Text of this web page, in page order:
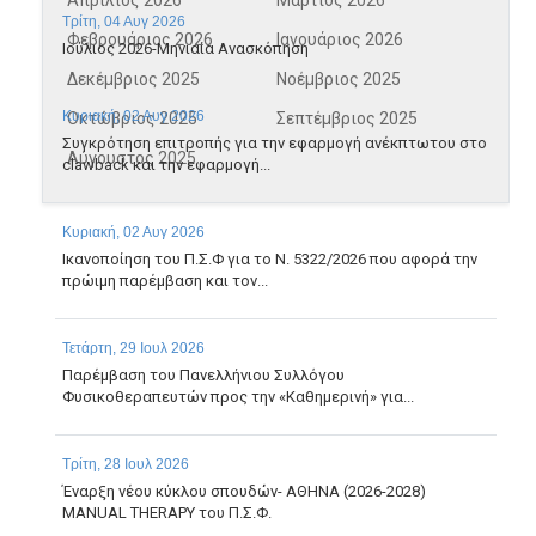
Τρίτη, 04 Αυγ 2026
Ιούλιος 2026-Μηνιαία Ανασκόπηση
Κυριακή, 02 Αυγ 2026
Συγκρότηση επιτροπής για την εφαρμογή ανέκπτωτου στο
clawback και την εφαρμογή...
Κυριακή, 02 Αυγ 2026
Ικανοποίηση του Π.Σ.Φ για το Ν. 5322/2026 που αφορά την
πρώιμη παρέμβαση και τον...
Τετάρτη, 29 Ιουλ 2026
Παρέμβαση του Πανελλήνιου Συλλόγου
Φυσικοθεραπευτών προς την «Καθημερινή» για...
Τρίτη, 28 Ιουλ 2026
Έναρξη νέου κύκλου σπουδών- ΑΘΗΝΑ (2026-2028)
MANUAL THERAPY του Π.Σ.Φ.
Φεβρουάριος 2026 Ιανουάριος 2026
Δεκέμβριος 2025 Νοέμβριος 2025
Οκτώβριος 2025 Σεπτέμβριος 2025
Αύγουστος 2025